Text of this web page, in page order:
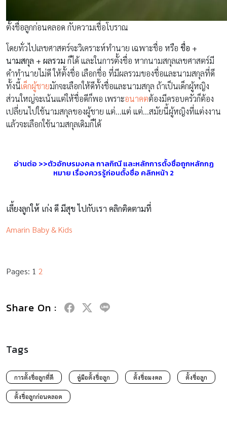
ตั้งชื่อลูกก่อนคลอด กับความเชื่อโบราณ
โดยทั่วไปเลขศาสตร์จะวิเคราะห์ทำนาย เฉพาะชื่อ หรือ ชื่อ +
นามสกุล + ผลรวม ก็ได้ และในการตั้งชื่อ หากนามสกุลเลขศาสตร์มี
คำทำนายไม่ดี ให้ตั้งชื่อ เลือกชื่อ ที่มีผลรวมของชื่อและนามสกุลที่ดี
ทั้งนี้เด็กผู้ชายมักจะเลือกให้ดีทั้งชื่อและนามสกุล ถ้าเป็นเด็กผู้หญิง
ส่วนใหญ่จะเน้นแต่ให้ชื่อดีก็พอ เพราะอนาคตต้องมีครอบครัวก็ต้อง
เปลี่ยนไปใช้นามสกุลของผู้ชาย แต่…แต่ แต่…สมัยนี้ผู้หญิงที่แต่งงาน
แล้วจะเลือกใช้นามสกุลเดิมก็ได้
อ่านต่อ >>ตัวอักษรมงคล กาลกิณี และหลักการตั้งชื่อถูกหลักกฏ
หมาย เรื่องควรรู้ก่อนตั้งชื่อ คลิกหน้า 2
เลี้ยงลูกให้ เก่ง ดี มีสุข ไปกับเรา คลิกติดตามที่
Amarin Baby & Kids
Pages: 1 2
Share On :
Tags
การตั้งชื่อลูกที่ดี คู่มือตั้งชื่อลูก ตั้งชื่อมงคล ตั้งชื่อลูก
ตั้งชื่อลูกก่อนคลอด